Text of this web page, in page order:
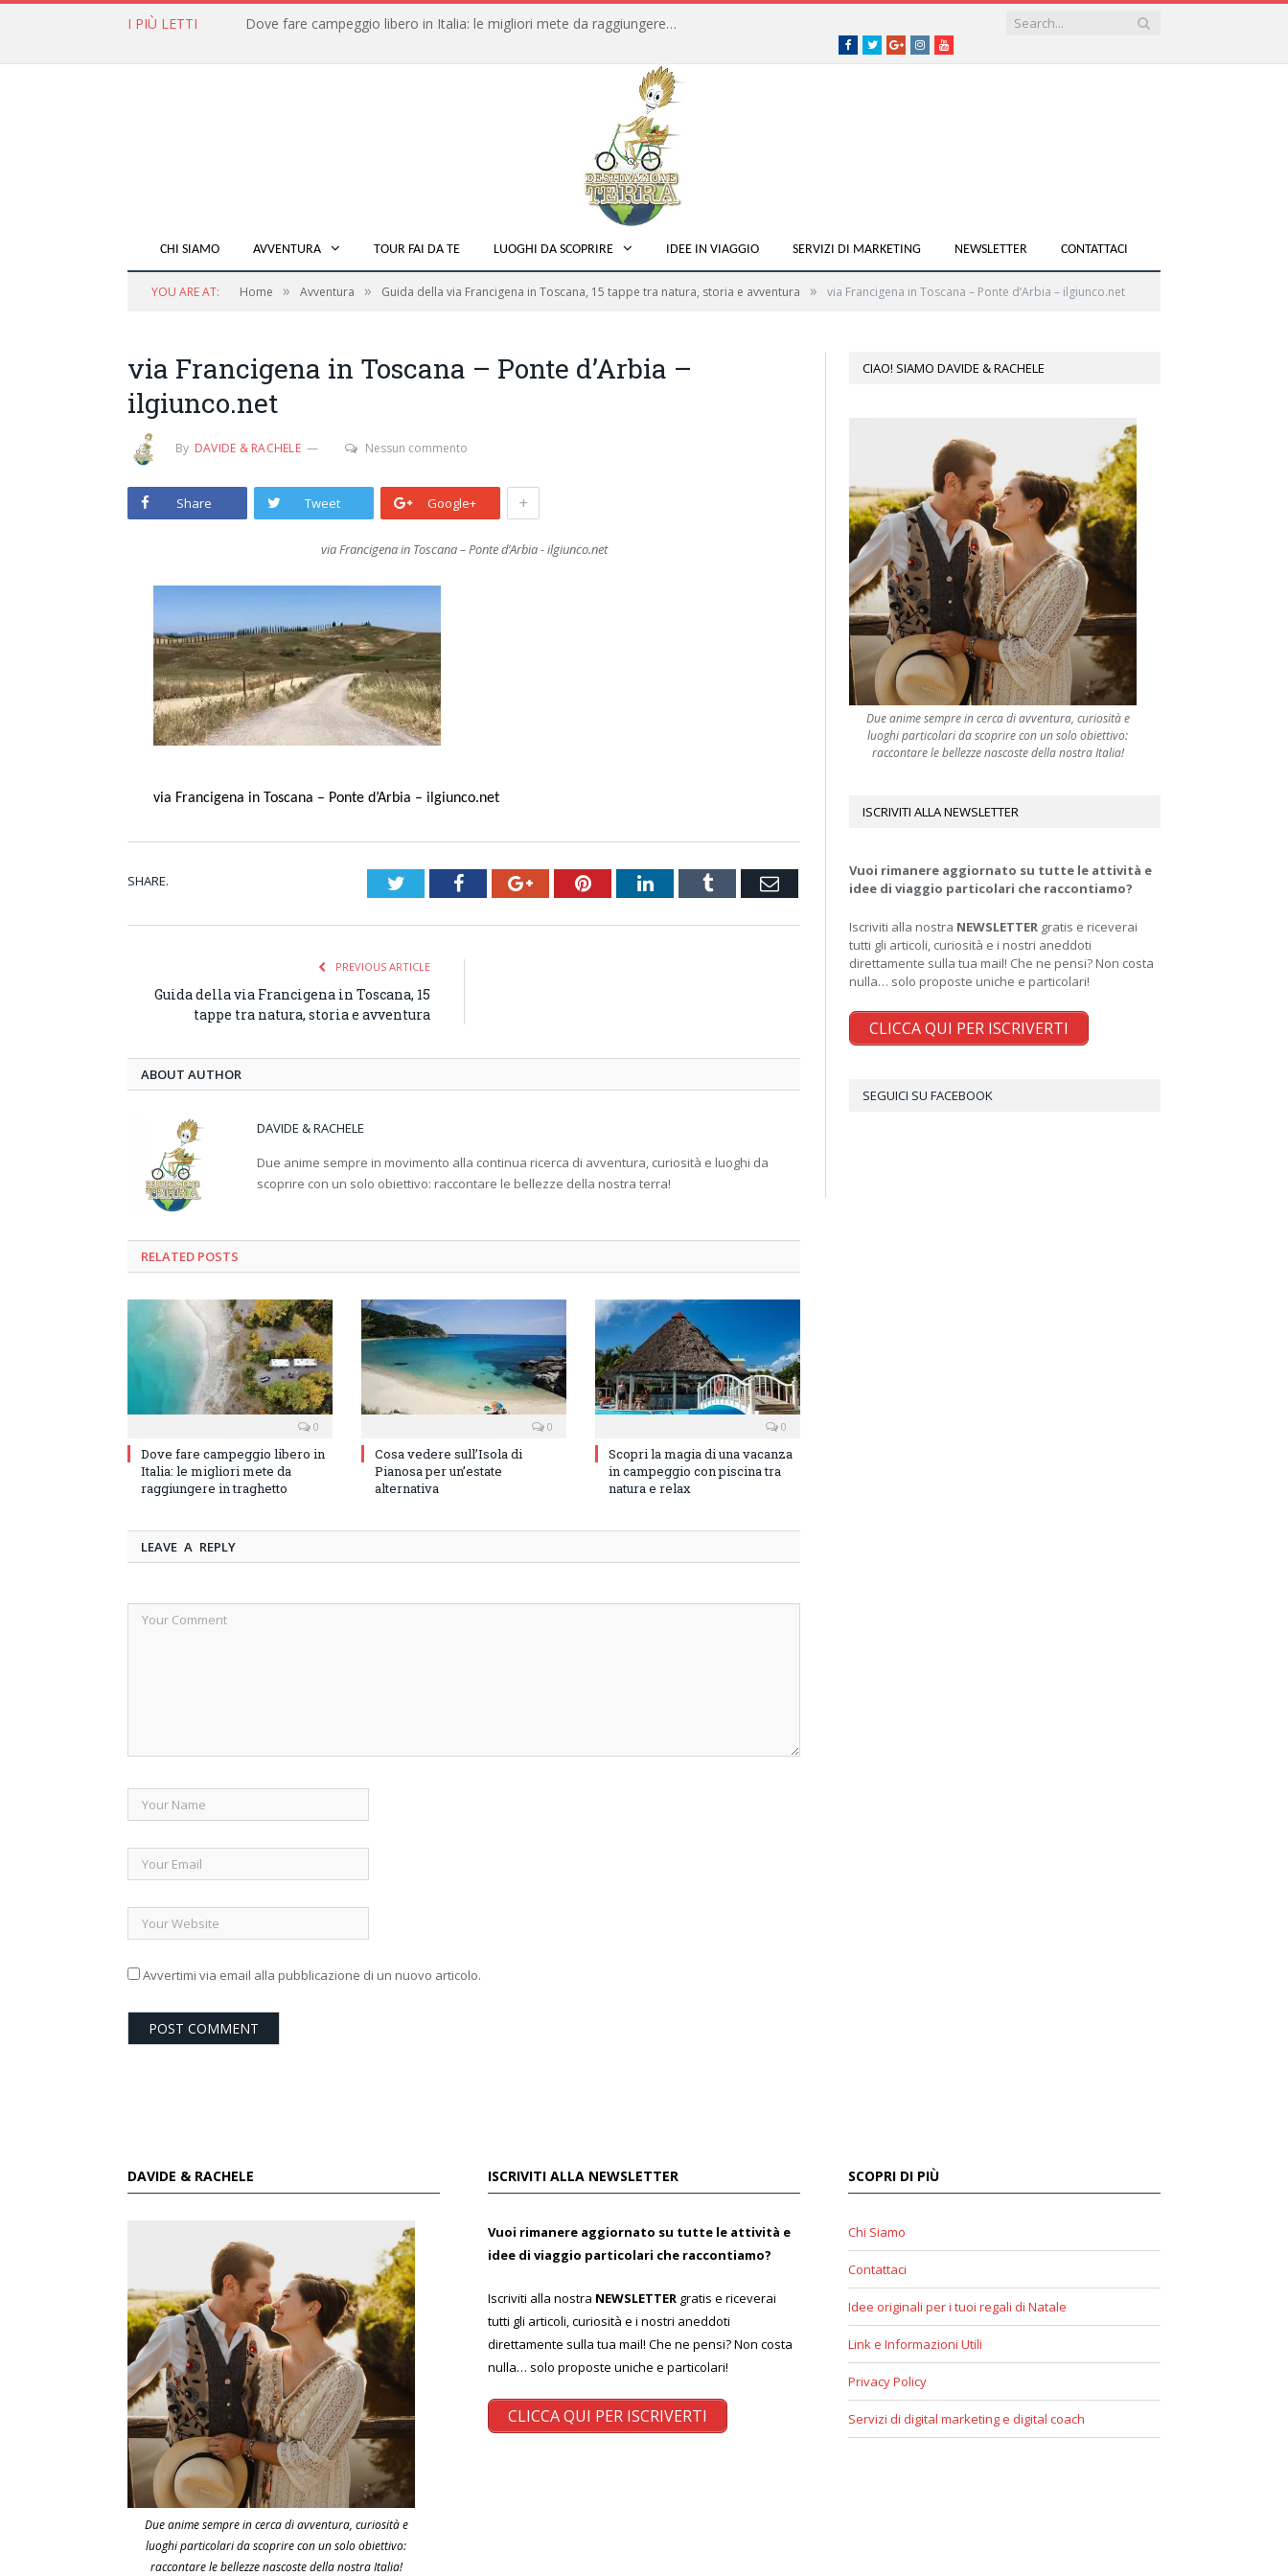
I PIÙ LETTI Dove fare campeggio libero in Italia: le migliori mete da raggiungere in traghetto
Facebook
TwitterGoogle+instagramyoutube
CHI SIAMO AVVENTURA TOUR FAI DA TE LUOGHI DA SCOPRIRE IDEE IN VIAGGIO SERVIZI DI MARKETING NEWSLETTER CONTATTACI
YOU ARE AT: Home » Avventura » Guida della via Francigena in Toscana, 15 tappe tra natura, storia e avventura » via Francigena in Toscana – Ponte d’Arbia – ilgiunco.net
via Francigena in Toscana – Ponte d’Arbia –
ilgiunco.net
By DAVIDE & RACHELE Nessun commento
Share Tweet Google+ +
via Francigena in Toscana – Ponte d’Arbia - ilgiunco.net
via Francigena in Toscana – Ponte d’Arbia – ilgiunco.net
SHARE. TwitterFacebookGoogle+PinterestLinkedInTumblr Email
PREVIOUS ARTICLE
Guida della via Francigena in Toscana, 15
tappe tra natura, storia e avventura
ABOUT AUTHOR
DAVIDE & RACHELE
Due anime sempre in movimento alla continua ricerca di avventura, curiosità e luoghi da
scoprire con un solo obiettivo: raccontare le bellezze della nostra terra!
RELATED POSTS
0
Dove fare campeggio libero in
Italia: le migliori mete da
raggiungere in traghetto
0
Cosa vedere sull’Isola di
Pianosa per un’estate
alternativa
0
Scopri la magia di una vacanza
in campeggio con piscina tra
natura e relax
LEAVE A REPLY
Avvertimi via email alla pubblicazione di un nuovo articolo.
CIAO! SIAMO DAVIDE & RACHELE
Due anime sempre in cerca di avventura, curiosità e
luoghi particolari da scoprire con un solo obiettivo:
raccontare le bellezze nascoste della nostra Italia!
ISCRIVITI ALLA NEWSLETTER
Vuoi rimanere aggiornato su tutte le attività e
idee di viaggio particolari che raccontiamo?
Iscriviti alla nostra NEWSLETTER gratis e riceverai
tutti gli articoli, curiosità e i nostri aneddoti
direttamente sulla tua mail! Che ne pensi? Non costa
nulla… solo proposte uniche e particolari!
CLICCA QUI PER ISCRIVERTI
SEGUICI SU FACEBOOK
DAVIDE & RACHELE
Due anime sempre in cerca di avventura, curiosità e
luoghi particolari da scoprire con un solo obiettivo:
raccontare le bellezze nascoste della nostra Italia!
ISCRIVITI ALLA NEWSLETTER
Vuoi rimanere aggiornato su tutte le attività e
idee di viaggio particolari che raccontiamo?
Iscriviti alla nostra NEWSLETTER gratis e riceverai
tutti gli articoli, curiosità e i nostri aneddoti
direttamente sulla tua mail! Che ne pensi? Non costa
nulla… solo proposte uniche e particolari!
CLICCA QUI PER ISCRIVERTI
SCOPRI DI PIÙ
Chi Siamo
Contattaci
Idee originali per i tuoi regali di Natale
Link e Informazioni Utili
Privacy Policy
Servizi di digital marketing e digital coach